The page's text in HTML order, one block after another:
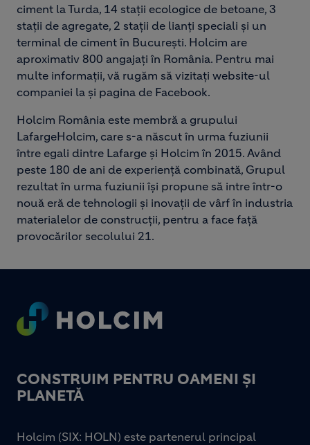
ciment la Turda, 14 staţii ecologice de betoane, 3
staţii de agregate, 2 staţii de lianţi speciali şi un
terminal de ciment în Bucureşti. Holcim are
aproximativ 800 angajați în România. Pentru mai
multe informaţii, vă rugăm să vizitaţi website-ul
companiei la și pagina de Facebook.
Holcim România este membră a grupului
LafargeHolcim, care s-a născut în urma fuziunii
între egali dintre Lafarge și Holcim în 2015. Având
peste 180 de ani de experiență combinată, Grupul
rezultat în urma fuziunii își propune să intre într-o
nouă eră de tehnologii și inovații de vârf în industria
materialelor de construcții, pentru a face față
provocărilor secolului 21.
Footer
CONSTRUIM PENTRU OAMENI ȘI
PLANETĂ
Holcim (SIX: HOLN) este partenerul principal